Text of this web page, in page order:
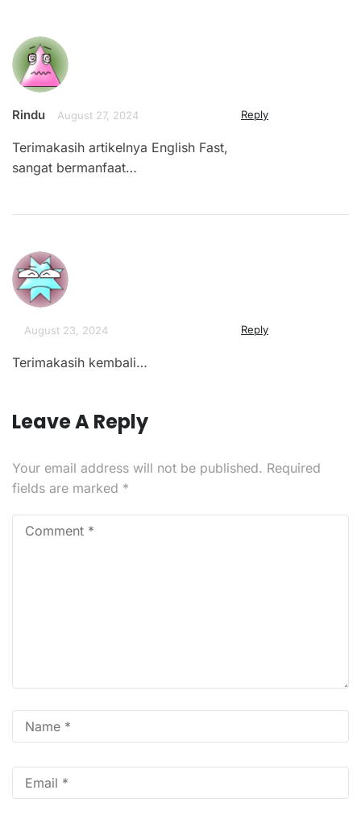
Rindu August 27, 2024 Reply
Terimakasih artikelnya English Fast,
sangat bermanfaat…
August 23, 2024 Reply
Terimakasih kembali…
Leave A Reply
Your email address will not be published. Required
fields are marked *